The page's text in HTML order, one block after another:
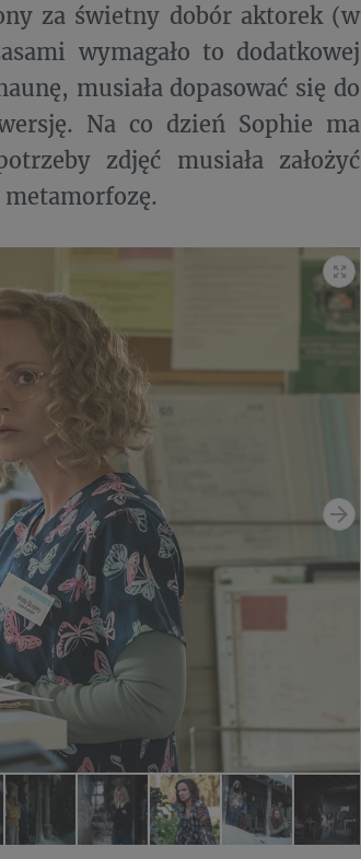
za świetny dobór aktorek (w
wymagało to dodatkowej
musiała dopasować się do
Na co dzień Sophie ma
zdjęć musiała założyć